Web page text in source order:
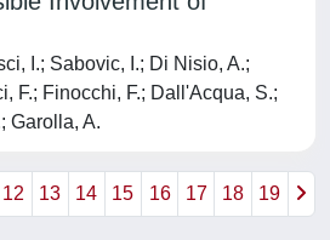
I.; Sabovic, I.; Di Nisio, A.;
F.; Finocchi, F.; Dall'Acqua, S.;
Garolla, A.
12 13 14 15 16 17 18 19